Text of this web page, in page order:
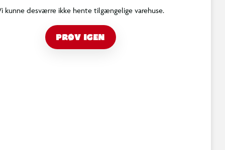
kunne desværre ikke hente tilgængelige varehuse.
PRØV IGEN